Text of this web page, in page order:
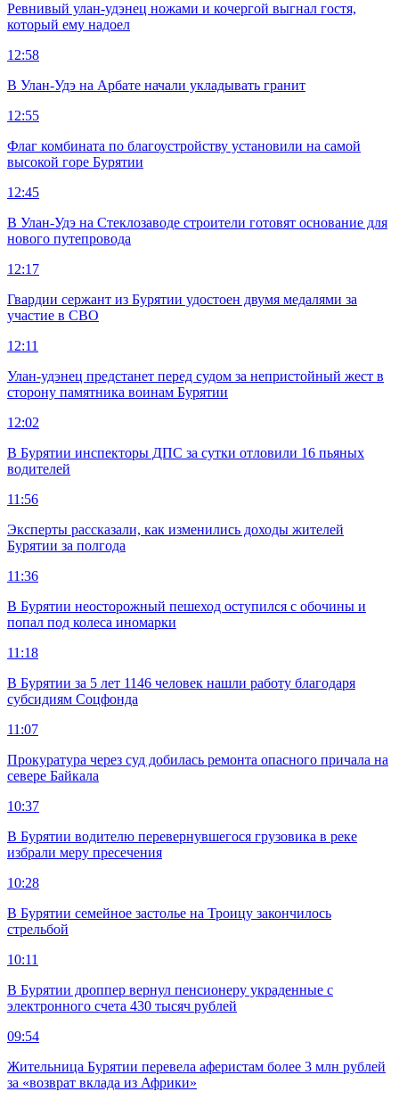
Ревнивый улан-удэнец ножами и кочергой выгнал гостя,
который ему надоел
12:58
В Улан-Удэ на Арбате начали укладывать гранит
12:55
Флаг комбината по благоустройству установили на самой
высокой горе Бурятии
12:45
В Улан-Удэ на Стеклозаводе строители готовят основание для
нового путепровода
12:17
Гвардии сержант из Бурятии удостоен двумя медалями за
участие в СВО
12:11
Улан-удэнец предстанет перед судом за непристойный жест в
сторону памятника воинам Бурятии
12:02
В Бурятии инспекторы ДПС за сутки отловили 16 пьяных
водителей
11:56
Эксперты рассказали, как изменились доходы жителей
Бурятии за полгода
11:36
В Бурятии неосторожный пешеход оступился с обочины и
попал под колеса иномарки
11:18
В Бурятии за 5 лет 1146 человек нашли работу благодаря
субсидиям Соцфонда
11:07
Прокуратура через суд добилась ремонта опасного причала на
севере Байкала
10:37
В Бурятии водителю перевернувшегося грузовика в реке
избрали меру пресечения
10:28
В Бурятии семейное застолье на Троицу закончилось
стрельбой
10:11
В Бурятии дроппер вернул пенсионеру украденные с
электронного счета 430 тысяч рублей
09:54
Жительница Бурятии перевела аферистам более 3 млн рублей
за «возврат вклада из Африки»